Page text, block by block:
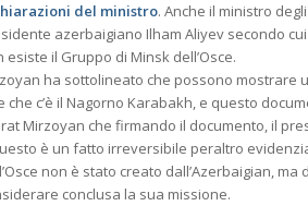
del ministro. Anche il ministro
azerbaigiano Ilham Aliyev secondo
esiste il Gruppo di Minsk dell’Osce.
ha sottolineato che possono mostrare
che c’è il Nagorno Karabakh, e questo
Mirzoyan che firmando il documento, il
è un fatto irreversibile peraltro
non è stato creato dall’Azerbaigian,
conclusa la sua missione.